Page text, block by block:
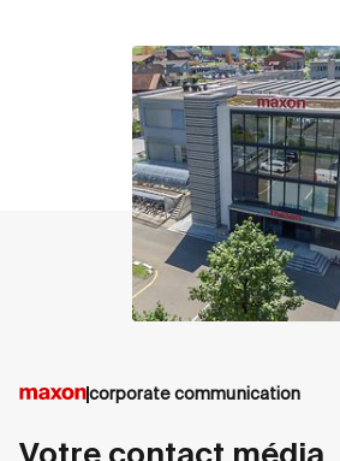
contact
corporate communication